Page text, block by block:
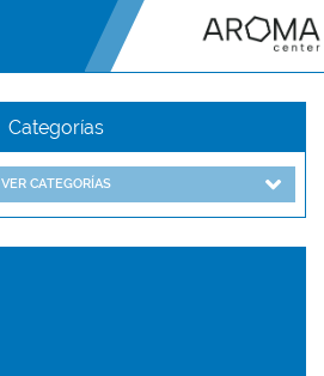
Categorías
VER CATEGORÍAS